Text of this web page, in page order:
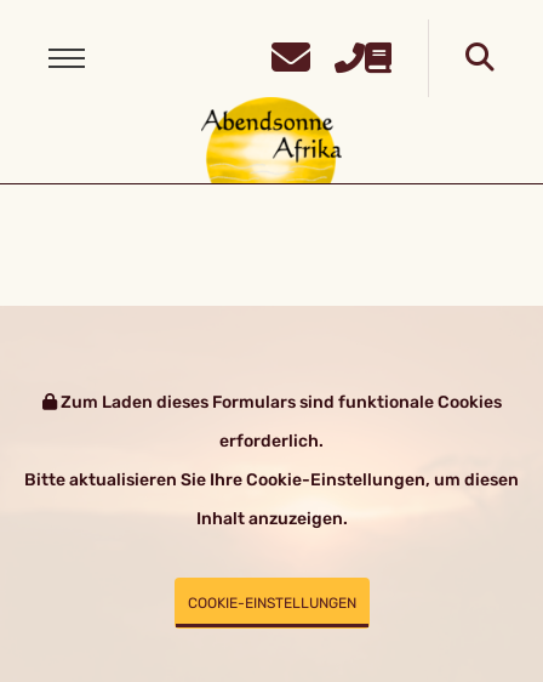
Zum Laden dieses Formulars sind funktionale Cookies
erforderlich.
Bitte aktualisieren Sie Ihre Cookie-Einstellungen, um diesen
Inhalt anzuzeigen.
COOKIE-EINSTELLUNGEN